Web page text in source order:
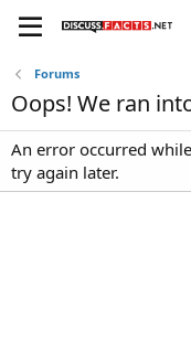
Forums
Oops! We ran
An error occurred
try again later.